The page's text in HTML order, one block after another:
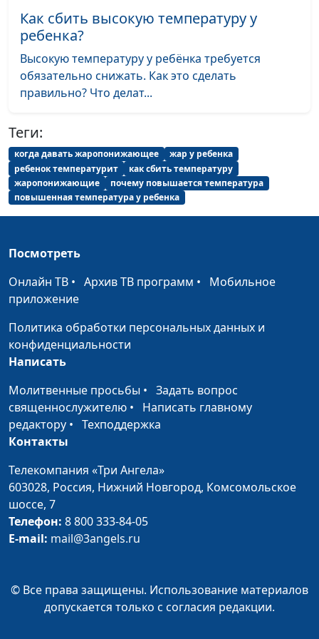
Иммунитет
Анастасия Сергеева,
Кожухарь, кандидат
фармацевтических наук
Лекарственные
детей
фармацевтических наук
Совместимость
лекарств
Анастасия Сергеева,
Вячеслав Юрьевич
Кожухарь, кандидат
активные добавки
Вячеслав Юрьевич
Аналоги лекарств
фармацевтических наук
Мифы о лекарствах
Анастасия Сергеева,
фармацевтических наук
Кардиология и
беременность
Марина Павлова, врач-
кардиолог
Марина Павлова, врач-
кардиолог
Как сбить высокую температуру у
ребенка?
Высокую температуру у ребёнка требуется
обязательно снижать. Как это сделать
правильно? Что делат...
Теги:
когда давать жаропонижающее
жар у ребенка
ребенок температурит
как сбить температуру
жаропонижающие
почему повышается температура
повышенная температура у ребенка
Посмотреть
Онлайн ТВ • Архив ТВ программ • Мобильное
приложение
Политика обработки персональных данных и
конфиденциальности
Написать
Молитвенные просьбы • Задать вопрос
священнослужителю • Написать главному
редактору • Техподдержка
Контакты
Телекомпания «Три Ангела»
603028, Россия, Нижний Новгород, Комсомольское
шоссе, 7
Телефон: 8 800 333-84-05
E-mail: mail@3angels.ru
© Все права защищены. Использование материалов
допускается только с согласия редакции.